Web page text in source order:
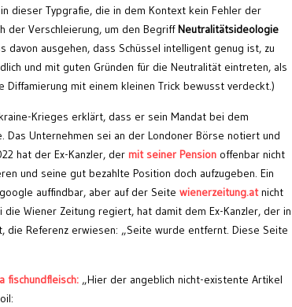
in dieser Typgrafie, die in dem Kontext kein Fehler der
der Verschleierung, um den BegriffNeutralitätsideologie
davon ausgehen, dass Schüssel intelligent genug ist, zu
und mit guten Gründen für die Neutralität eintreten, als
mit einem kleinen Trick bewusst verdeckt.)
Krieges erklärt, dass er sein Mandat bei dem
Das Unternehmen sei an der Londoner Börse notiert und
hat der Ex-Kanzler, der mit seiner Pension offenbar nicht
und seine gut bezahlte Position doch aufzugeben. Ein
auffindbar, aber auf der Seite wienerzeitung.atnicht
Wiener Zeitung regiert, hat damit dem Ex-Kanzler, der in
die Referenz erwiesen: „Seite wurde entfernt. Diese Seite
fischundfleisch: „Hier der angeblich nicht-existente Artikel